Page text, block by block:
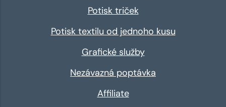
Potisk triček
Potisk textilu od jednoho kusu
Grafické služby
Nezávazná poptávka
Affiliate